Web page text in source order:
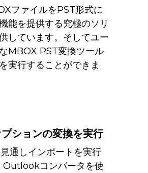
ファイルをPST形式に
能を提供する究極のソリ
しています。そしてユー
MBOX PST変換ツール
実行することができま
ションの変換を実行
通しインポートを実行
Outlookコンバータを使